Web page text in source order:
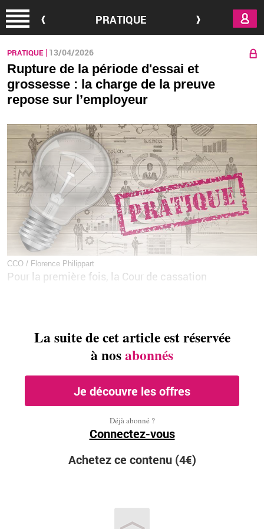
PRATIQUE
PRATIQUE 13/04/2026
Rupture de la période d'essai et
grossesse : la charge de la preuve
repose sur l’employeur
CCO / Florence Philippart
Pour la première fois, la Cour de cassation
La suite de cet article est réservée
à nosabonnés
Je découvre les offres
Déjà abonné ?
Connectez-vous
Achetez ce contenu (4€)